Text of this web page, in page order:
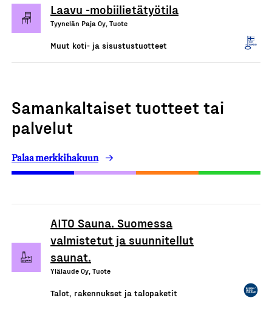
Laavu -mobiilietätyötila
Tyynelän Paja Oy, Tuote
Muut koti- ja sisustustuotteet
Samankaltaiset tuotteet tai
palvelut
Palaa merkkihakuun
AITO Sauna. Suomessa
valmistetut ja suunnitellut
saunat.
Ylälaude Oy, Tuote
Talot, rakennukset ja talopaketit